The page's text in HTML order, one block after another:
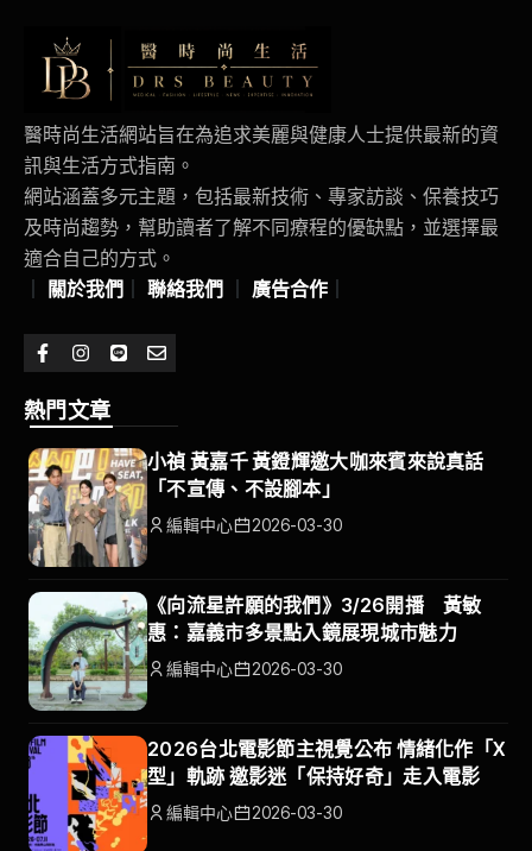
醫時尚生活網站旨在為追求美麗與健康人士提供最新的資
訊與生活方式指南。
網站涵蓋多元主題，包括最新技術、專家訪談、保養技巧
及時尚趨勢，幫助讀者了解不同療程的優缺點，並選擇最
適合自己的方式。
關於我們 聯絡我們 廣告合作
熱門文章
小禎 黃嘉千 黃鐙輝邀大咖來賓來說真話
「不宣傳、不設腳本」
編輯中心 2026-03-30
《向流星許願的我們》3/26開播 黃敏
惠：嘉義市多景點入鏡展現城市魅力
編輯中心 2026-03-30
2026台北電影節主視覺公布 情緒化作「X
型」軌跡 邀影迷「保持好奇」走入電影
編輯中心 2026-03-30